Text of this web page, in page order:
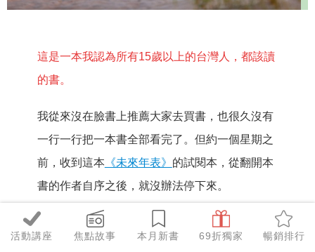
活動講座 焦點故事 本月新書 69折獨家 暢銷排行
這是一本我認為所有15歲以上的台灣人，都該讀
的書。
我從來沒在臉書上推薦大家去買書，也很久沒有
一行一行把一本書全部看完了。但約一個星期之
前，收到這本 《未來年表》 的試閱本，從翻開本
書的作者自序之後，就沒辦法停下來。
雖然作者所寫的是日本，但是在他筆下所描寫的
日本人口減少的未來100年，實在太鮮活，也和